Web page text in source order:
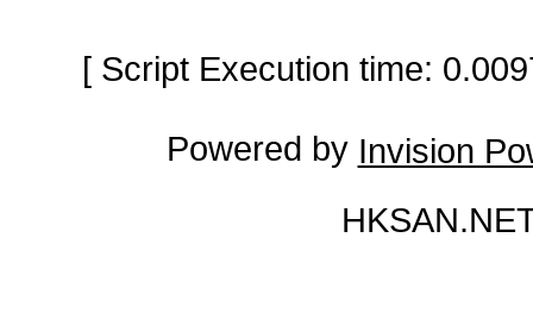
[ Script Execution time:
Powered by Invision